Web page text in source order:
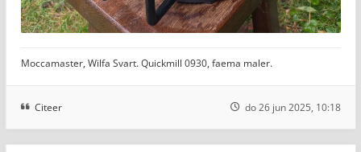
Moccamaster, Wilfa Svart. Quickmill 0930, faema maler.
Citeer do 26 jun 2025, 10:18